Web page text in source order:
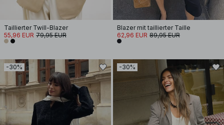
Taillierter Twill-Blazer
55,96 EUR 79,95 EUR
Blazer mit taillierter Taille
62,96 EUR 89,95 EUR
-30% -30%